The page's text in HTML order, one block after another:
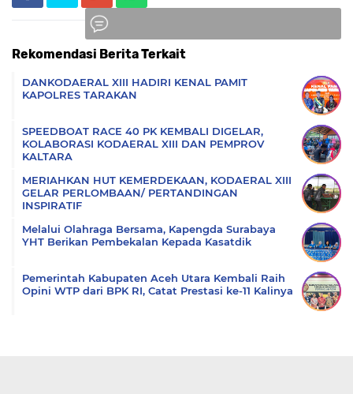
Rekomendasi Berita Terkait
DANKODAERAL XIII HADIRI KENAL PAMIT
KAPOLRES TARAKAN
SPEEDBOAT RACE 40 PK KEMBALI DIGELAR,
KOLABORASI KODAERAL XIII DAN PEMPROV
KALTARA
MERIAHKAN HUT KEMERDEKAAN, KODAERAL XIII
GELAR PERLOMBAAN/ PERTANDINGAN
INSPIRATIF
Melalui Olahraga Bersama, Kapengda Surabaya
YHT Berikan Pembekalan Kepada Kasatdik
Pemerintah Kabupaten Aceh Utara Kembali Raih
Opini WTP dari BPK RI, Catat Prestasi ke-11 Kalinya